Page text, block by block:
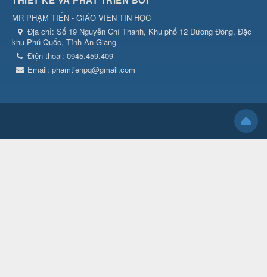
MR PHẠM TIẾN - GIÁO VIÊN TIN HỌC
Địa chỉ: Số 19 Nguyễn Chí Thanh, Khu phố 12 Dương Đông, Đặc
khu Phú Quốc, Tỉnh An Giang
Điện thoại: 0945.459.409
Email: phamtienpq@gmail.com